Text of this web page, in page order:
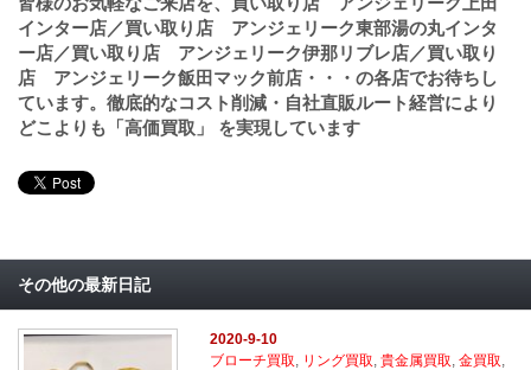
インター店／買い取り店 アンジェリーク東部湯の丸インタ
ー店／買い取り店 アンジェリーク伊那リブレ店／買い取り
店 アンジェリーク飯田マック前店・・・の各店でお待ちし
ています。徹底的なコスト削減・自社直販ルート経営により
どこよりも「高価買取」 を実現しています
その他の最新日記
2020-9-10
ブローチ買取, リング買取,貴金属買取,金買取,